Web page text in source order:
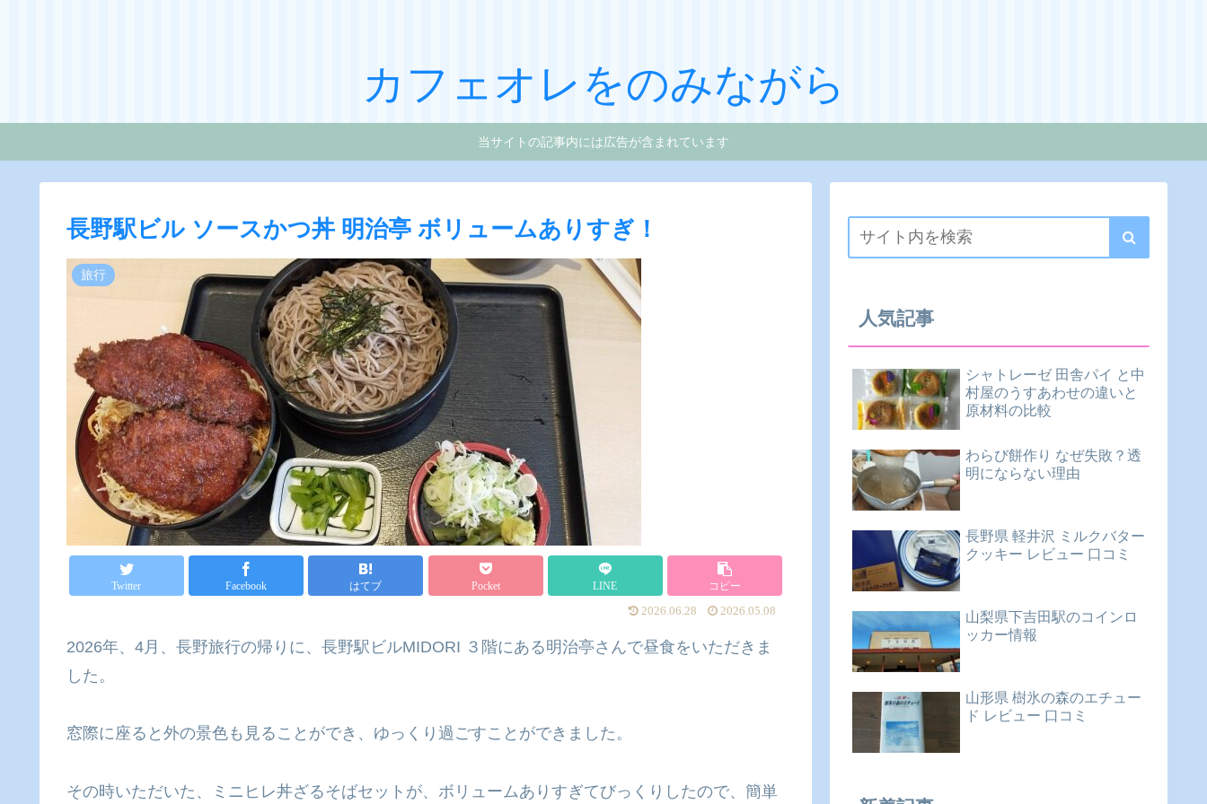
カフェオレをのみながら
当サイトの記事内には広告が含まれています
長野駅ビル ソースかつ丼 明治亭 ボリュームありすぎ！
旅行
Twitter Facebook はてブ Pocket LINE コピー
2026.06.28 2026.05.08
2026年、4月、長野旅行の帰りに、長野駅ビルMIDORI ３階にある明治亭さんで昼食をいただきま
した。
窓際に座ると外の景色も見ることができ、ゆっくり過ごすことができました。
その時いただいた、ミニヒレ丼ざるそばセットが、ボリュームありすぎてびっくりしたので、簡単
人気記事
シャトレーゼ 田舎パイ と中
村屋のうすあわせの違いと
原材料の比較
わらび餅作り なぜ失敗？透
明にならない理由
長野県 軽井沢 ミルクバター
クッキー レビュー 口コミ
山梨県下吉田駅のコインロ
ッカー情報
山形県 樹氷の森のエチュー
ド レビュー 口コミ